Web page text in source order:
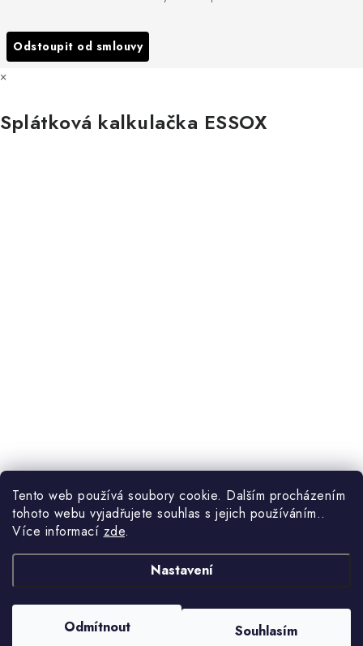
Tento web používá soubory cookie. Dalším procházením
tohoto webu vyjadřujete souhlas s jejich používáním..
Více informací zde.
Nastavení
Odmítnout Souhlasím
Všechny značky
Odstoupit od smlouvy
×
Splátková kalkulačka ESSOX